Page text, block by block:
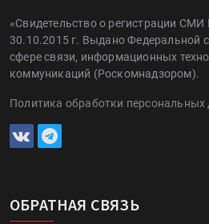
«Свидетельство о регистрации
30.10.2015 г. Выдано Федеральной
сфере связи, информационных
коммуникаций (Роскомнадзором).
Политика обработки персональных
ОБРАТНАЯ СВЯЗЬ